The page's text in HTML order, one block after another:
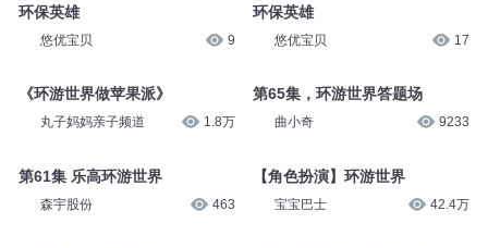
环保英雄
悠优宝贝 9
《环游世界做苹果派》
丸子妈妈亲子频道 1.8万
第61集 乐高环游世界
森宇股份 463
环保英雄
悠优宝贝 17
第65集，环游世界答题场
曲小奇 9233
【角色扮演】环游世界
宝宝巴士 42.4万